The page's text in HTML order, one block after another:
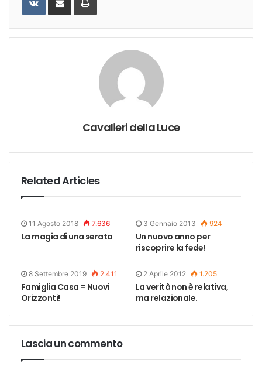
Email
Cavalieri della Luce
Related Articles
11 Agosto 2018 7.636
La magia di una serata
3 Gennaio 2013 924
Un nuovo anno per
riscoprire la fede!
8 Settembre 2019 2.411
Famiglia Casa = Nuovi
Orizzonti!
2 Aprile 2012 1.205
La verità non è relativa,
ma relazionale.
Lascia un commento